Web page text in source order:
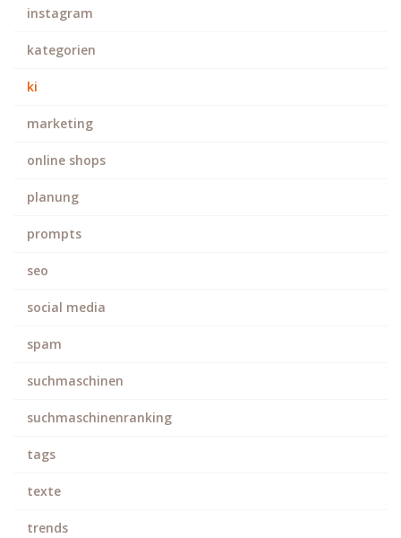
instagram
kategorien
ki
marketing
online shops
planung
prompts
seo
social media
spam
suchmaschinen
suchmaschinenranking
tags
texte
trends